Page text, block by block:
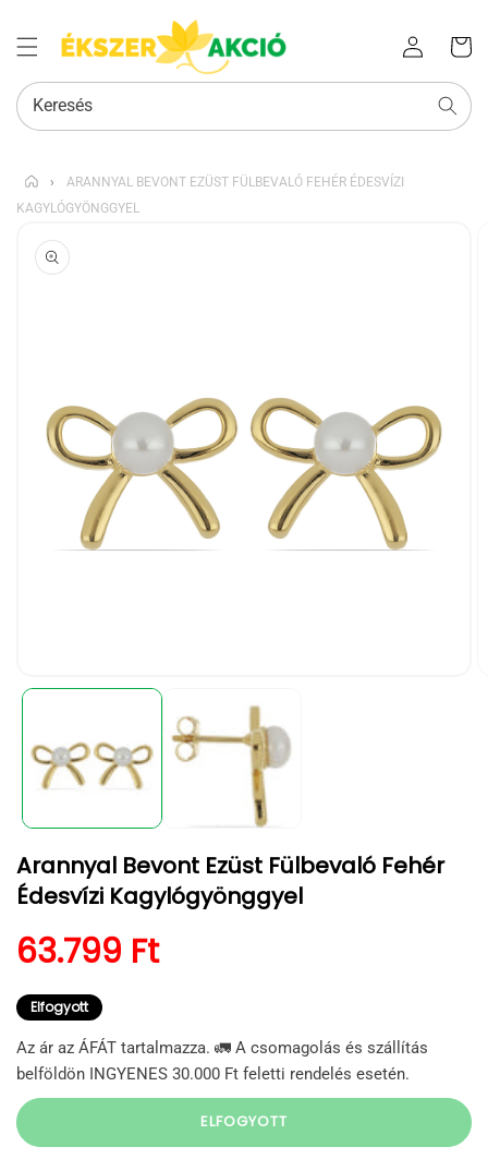
Bejelentkezés
kosara
Keresés
›
ARANNYAL BEVONT EZÜST FÜLBEVALÓ FEHÉR ÉDESVÍZI
KAGYLÓGYÖNGGYEL
UGRÁS A
TERMÉKADATOKRA
médiafájl
modális
párbeszédpanelen
Arannyal Bevont Ezüst Fülbevaló Fehér
Édesvízi Kagylógyönggyel
Normál ár
63.799 Ft
Elfogyott
Az ár az ÁFÁT tartalmazza. 🚛 A csomagolás és szállítás
belföldön INGYENES 30.000 Ft feletti rendelés esetén.
ELFOGYOTT